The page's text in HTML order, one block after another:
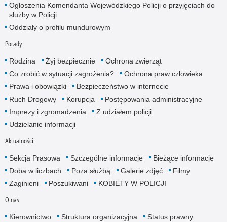
Ogłoszenia Komendanta Wojewódzkiego Policji o przyjęciach do
służby w Policji
Oddziały o profilu mundurowym
Porady
Rodzina Żyj bezpiecznie
Ochrona zwierząt
Co zrobić w sytuacji zagrożenia?
Ochrona praw człowieka
Prawa i obowiązki
Bezpieczeństwo w internecie
Ruch Drogowy
Korupcja
Postępowania administracyjne
Imprezy i zgromadzenia
Z udziałem policji
Udzielanie informacji
Aktualności
Sekcja Prasowa Szczególne informacje
Bieżące informacje
Doba w liczbach
Poza służbą Galerie zdjęć
Filmy
Zaginieni
Poszukiwani KOBIETY W POLICJI
O nas
Kierownictwo Struktura organizacyjna
Status prawny